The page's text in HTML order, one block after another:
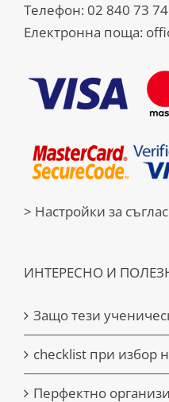
Телефон: 02 840 73 74
Електронна поща:
> Настройки за
ИНТЕРЕСНО И
Защо тези
checklist при избор
Перфектно